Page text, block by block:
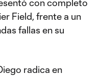
con completo
Field, frente a un
fallas en su
radica en